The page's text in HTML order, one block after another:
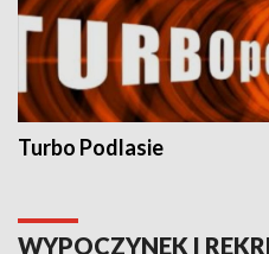
Turbo Podlasie
WYPOCZYNEK I